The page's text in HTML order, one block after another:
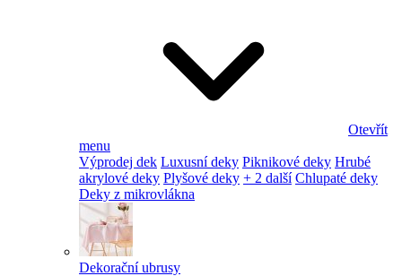
Otevřít
menu
Výprodej dek Luxusní deky Piknikové deky Hrubé
akrylové deky Plyšové deky + 2 další Chlupaté deky
Deky z mikrovlákna
Dekorační ubrusy